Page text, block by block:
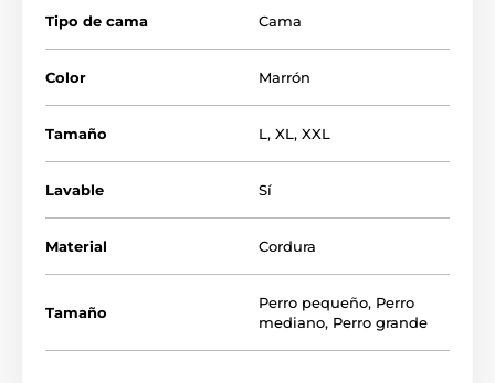
Tipo de cama Cama
Color Marrón
Tamaño L, XL, XXL
Lavable Sí
Material Cordura
Tamaño
Perro pequeño, Perro
mediano, Perro grande